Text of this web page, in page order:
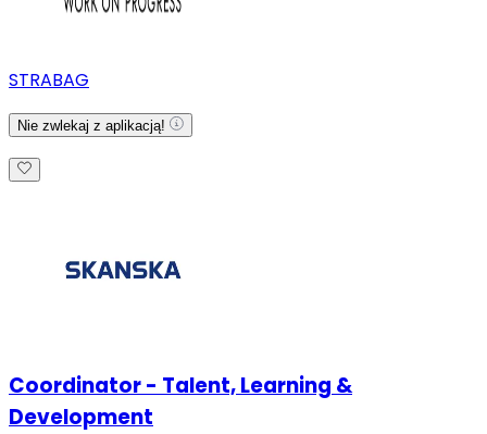
STRABAG
Nie zwlekaj z aplikacją!
Coordinator - Talent, Learning &
Development